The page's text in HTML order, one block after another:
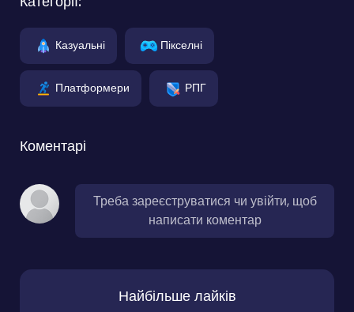
Казуальні Пікселні
Платформери РПГ
Коментарі
Треба зареєструватися чи увійти, щоб
написати коментар
Найбільше лайків